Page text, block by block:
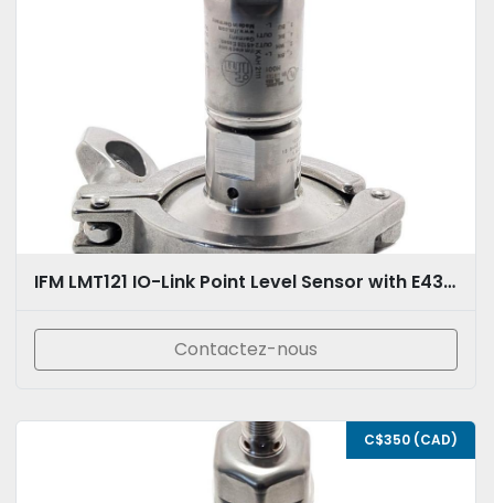
IFM LMT121 IO-Link Point Level Sensor with E433112
Contactez-nous
C$350 (CAD)